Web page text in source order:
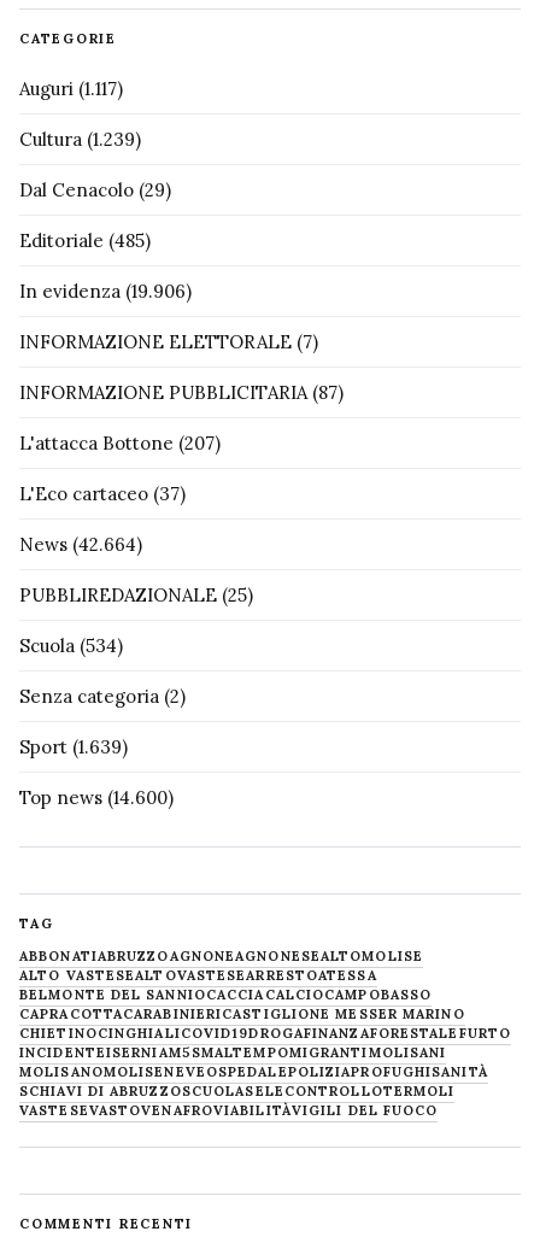
CATEGORIE
Auguri (1.117)
Cultura (1.239)
Dal Cenacolo (29)
Editoriale (485)
In evidenza (19.906)
INFORMAZIONE ELETTORALE (7)
INFORMAZIONE PUBBLICITARIA(87)
L'attacca Bottone (207)
L'Eco cartaceo (37)
News (42.664)
PUBBLIREDAZIONALE (25)
Scuola (534)
Senza categoria (2)
Sport (1.639)
Top news (14.600)
TAG
ABBONATIABRUZZOAGNONEAGNONESEALTOMOLISE
ALTO VASTESEALTOVASTESEARRESTOATESSA
BELMONTE DEL SANNIOCACCIACALCIOCAMPOBASSO
CAPRACOTTACARABINIERICASTIGLIONE MESSER MARINO
CHIETINOCINGHIALICOVID19DROGAFINANZAFORESTALE FURTO
INCIDENTEISERNIAM5SMALTEMPOMIGRANTIMOLISANI
MOLISANOMOLISENEVE OSPEDALEPOLIZIAPROFUGHISANITÀ
SCHIAVI DI ABRUZZOSCUOLASELECONTROLLOTERMOLI
VASTESEVASTOVENAFROVIABILITÀVIGILI DEL FUOCO
COMMENTI RECENTI